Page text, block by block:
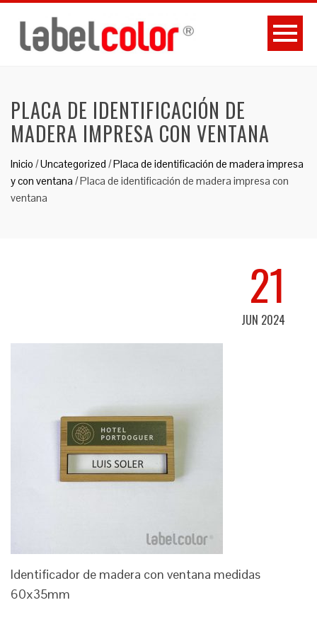
PLACA DE IDENTIFICACIÓN DE
MADERA IMPRESA CON VENTANA
Inicio /Uncategorized /Placa de identificación de madera impresa
y con ventana /Placa de identificación de madera impresa con
ventana
21
JUN 2024
Identificador de madera con ventana medidas
60x35mm